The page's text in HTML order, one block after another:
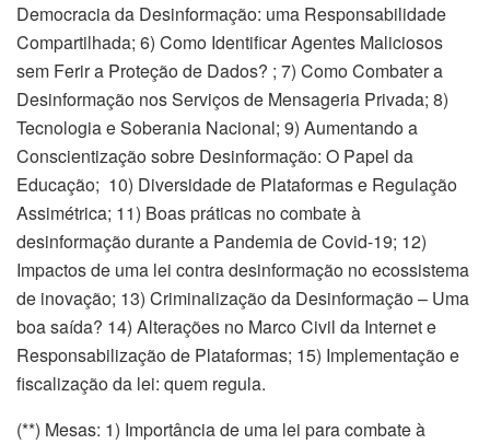
Democracia da Desinformação: uma Responsabilidade
Compartilhada; 6) Como Identificar Agentes Maliciosos
sem Ferir a Proteção de Dados? ; 7) Como Combater a
Desinformação nos Serviços de Mensageria Privada; 8)
Tecnologia e Soberania Nacional; 9) Aumentando a
Conscientização sobre Desinformação: O Papel da
Educação; 10) Diversidade de Plataformas e Regulação
Assimétrica; 11) Boas práticas no combate à
desinformação durante a Pandemia de Covid-19; 12)
Impactos de uma lei contra desinformação no ecossistema
de inovação; 13) Criminalização da Desinformação – Uma
boa saída? 14) Alterações no Marco Civil da Internet e
Responsabilização de Plataformas; 15) Implementação e
fiscalização da lei: quem regula.
(**) Mesas: 1) Importância de uma lei para combate à